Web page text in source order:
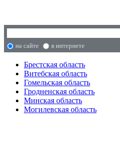
на сайте в интернете
Брестская область
Витебская область
Гомельская область
Гродненская область
Минская область
Могилевская область